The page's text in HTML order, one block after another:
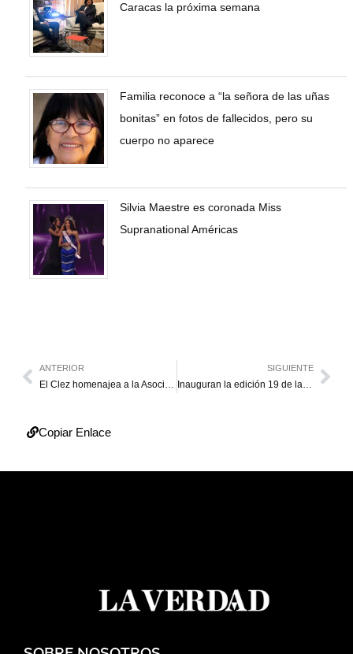
Caracas la próxima semana
Familia reconoce a “la señora de las uñas
bonitas” en fotos de fallecidos, pero su
cuerpo no aparece
Silvia Maestre es coronada Miss
Supranational Américas
ANTERIOR
El Clez homenajea a la Asociación Zuliana de Ciegos por sus 66 años
SIGUIENTE
Inauguran la edición 19 de la Filven Zulia
Copiar Enlace